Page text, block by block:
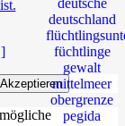
Akzeptieren